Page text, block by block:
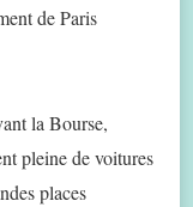
de Paris
la Bourse,
pleine de voitures
places